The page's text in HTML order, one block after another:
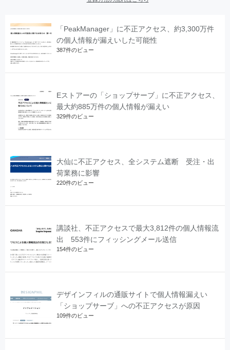
「PeakManager」に不正アクセス、約3,300万件
の個人情報が漏えいした可能性
387件のビュー
Eストアーの「ショップサーブ」に不正アクセス、
最大約885万件の個人情報が漏えい
329件のビュー
大仙に不正アクセス、全システム遮断 受注・出
荷業務に影響
220件のビュー
講談社、不正アクセスで最大3,812件の個人情報流
出 553件にフィッシングメール送信
154件のビュー
デザインフィルの通販サイトで個人情報漏えい
「ショップサーブ」への不正アクセスが原因
109件のビュー